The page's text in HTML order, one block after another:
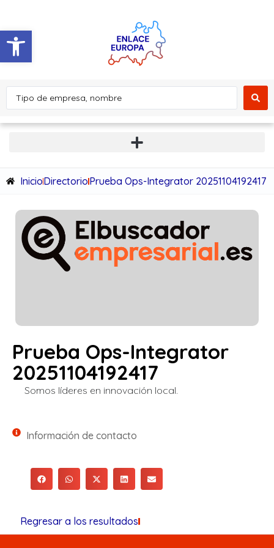
Abrir barra de herramientas
InicioDirectorioPrueba Ops-Integrator 20251104192417
Prueba Ops-Integrator
20251104192417
Somos líderes en innovación local.
Información de contacto
Regresar a los resultados